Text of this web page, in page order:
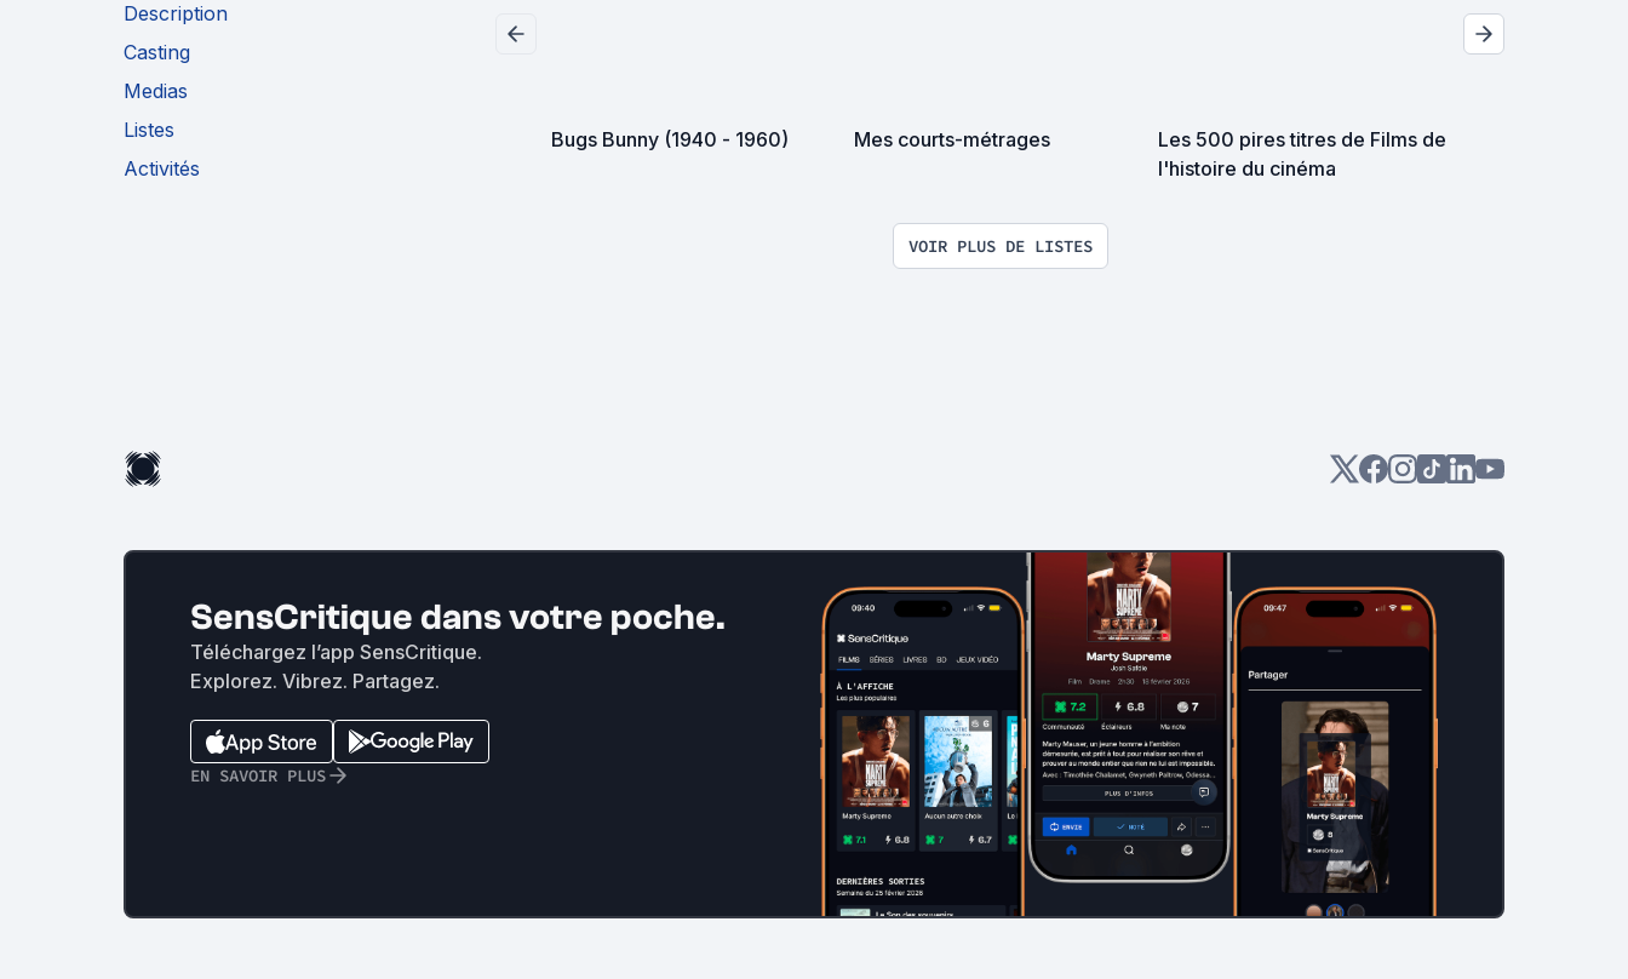
Description
Casting
Medias
Listes
Activités
Bugs Bunny (1940 - 1960) Mes courts-métrages
Les 500 pires titres de Films de
l'histoire du cinéma
VOIR PLUS DE LISTES
SensCritique dans votre poche.
Téléchargez l’app SensCritique.
Explorez. Vibrez. Partagez.
EN SAVOIR PLUS